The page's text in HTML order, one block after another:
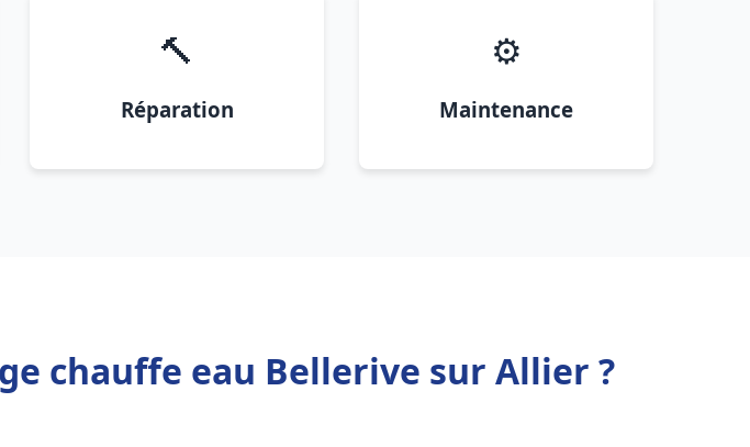
🔨
Réparation
⚙️
Maintenance
chauffe eau Bellerive sur Allier ?